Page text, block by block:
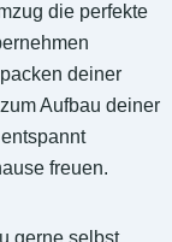
die perfekte
deiner
Aufbau deiner
freuen.
gerne selbst